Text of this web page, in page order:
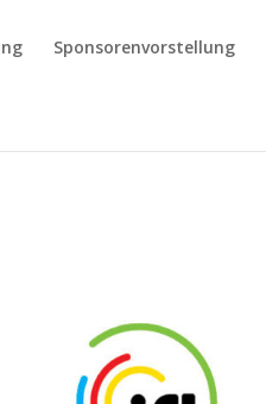
Sponsorenvorstellung